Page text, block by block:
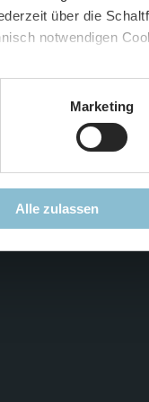
über die
notwendigen
Marketing
Alle zulassen
hier mitten in Rio
Arbeit, aber letztens